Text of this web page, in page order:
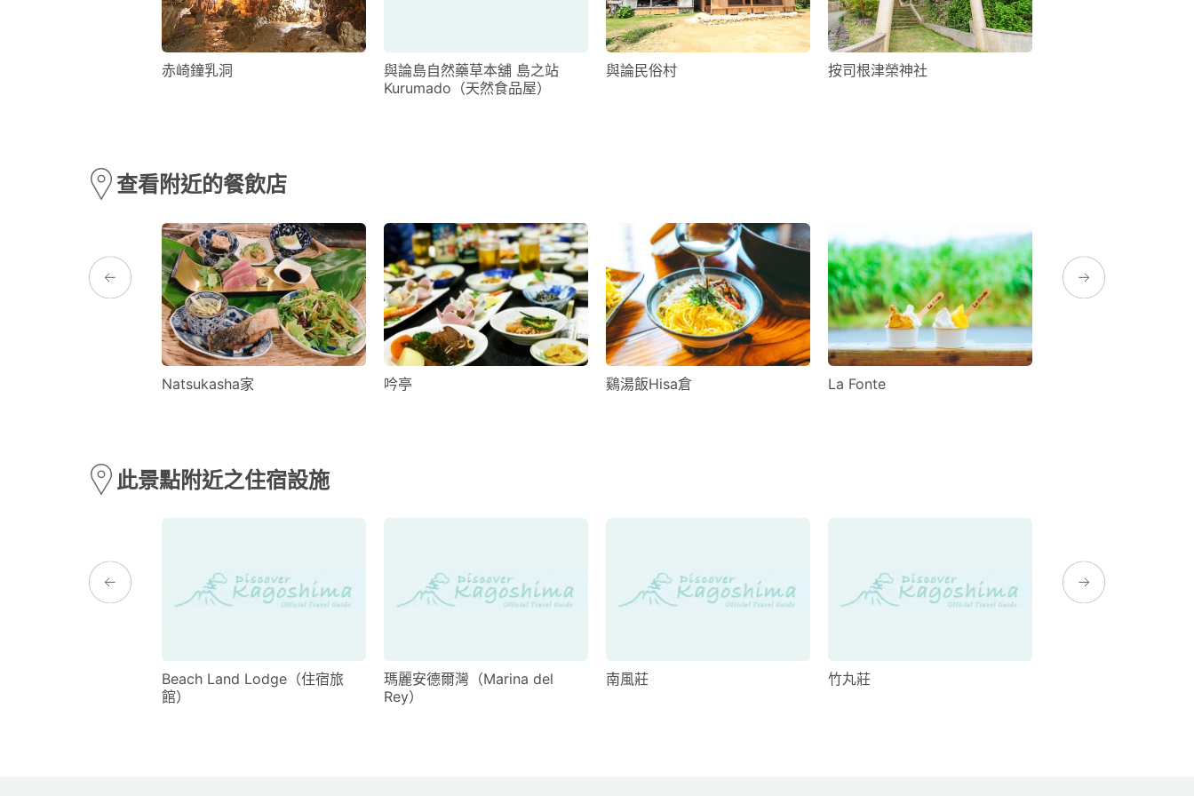
赤崎鐘乳洞
與論島自然藥草本舖 島之站
Kurumado（天然食品屋）
與論民俗村 按司根津榮神社
查看附近的餐飲店
Natsukasha家 吟亭 鷄湯飯Hisa倉 La Fonte
此景點附近之住宿設施
Beach Land Lodge（住宿旅
館）
瑪麗安德爾灣（Marina del
Rey）
南風莊 竹丸莊